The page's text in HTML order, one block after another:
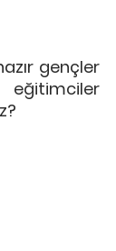
gençler